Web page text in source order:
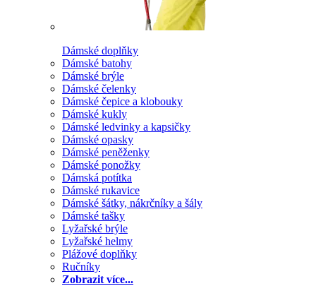
Dámské doplňky
Dámské batohy
Dámské brýle
Dámské čelenky
Dámské čepice a klobouky
Dámské kukly
Dámské ledvinky a kapsičky
Dámské opasky
Dámské peněženky
Dámské ponožky
Dámská potítka
Dámské rukavice
Dámské šátky, nákrčníky a šály
Dámské tašky
Lyžařské brýle
Lyžařské helmy
Plážové doplňky
Ručníky
Zobrazit více...